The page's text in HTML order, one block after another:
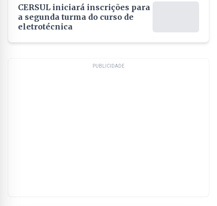
CERSUL iniciará inscrições para
a segunda turma do curso de
eletrotécnica
PUBLICIDADE